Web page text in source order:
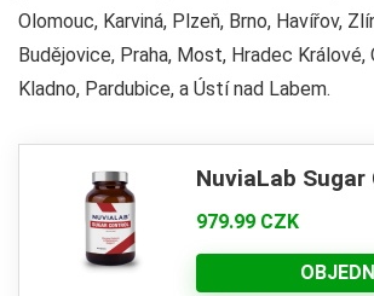
Olomouc, Karviná, Plzeň, Brno, Havířov,
Budějovice, Praha, Most, Hradec Králové,
Kladno, Pardubice, a Ústí nad Labem.
NuviaLab Sugar
979.99 CZK